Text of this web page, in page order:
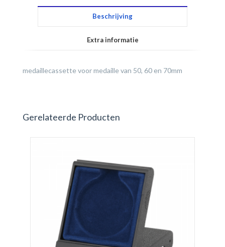
Beschrijving
Extra informatie
medaillecassette voor medaille van 50, 60 en 70mm
Gerelateerde Producten